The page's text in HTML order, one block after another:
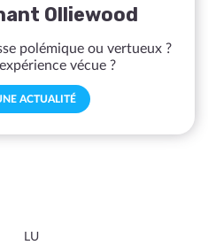
Olliewood
polémique ou vertueux ?
vécue ?
ACTUALITÉ
LU